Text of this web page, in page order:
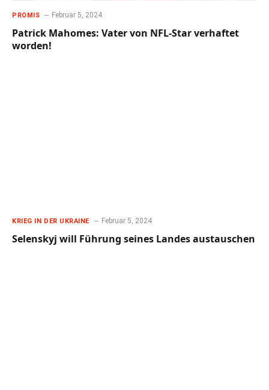
PROMIS Februar 5, 2024
Patrick Mahomes: Vater von NFL-Star verhaftet
worden!
KRIEG IN DER UKRAINE Februar 5, 2024
Selenskyj will Führung seines Landes austauschen